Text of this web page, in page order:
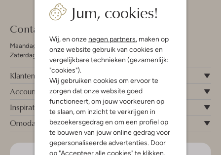
Jum, cookies!
Wij, en onze negen partners , maken op
onze website gebruik van cookies en
vergelijkbare technieken (gezamenlijk:
"cookies").
Wij gebruiken cookies om ervoor te
zorgen dat onze website goed
functioneert, om jouw voorkeuren op
te slaan, om inzicht te verkrijgen in
bezoekersgedrag en om een profiel op
te bouwen van jouw online gedrag voor
gepersonaliseerde advertenties. Door
op "Accepteer alle cookies" te klikken,
Contact
Maandag - Vrijdag 09:00 - 19:00 uur
Zaterdag 09:00 - 17:00 uur
Klantenservice
Account
Inspiratie
Omoda